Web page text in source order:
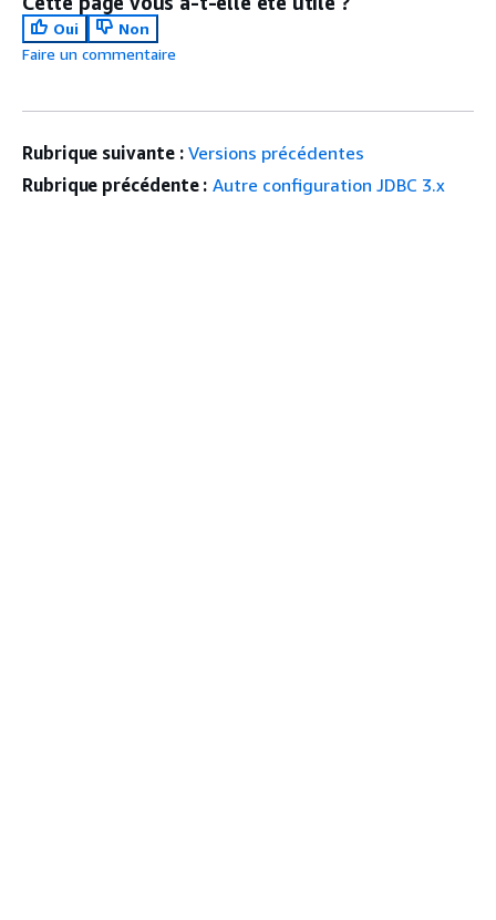
Oui
Non
Faire un commentaire
Rubrique suivante : Versions précédentes
Rubrique précédente : Autre configuration JDBC 3.x